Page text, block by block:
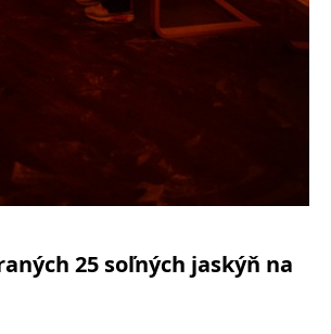
25 soľných jaskýň na